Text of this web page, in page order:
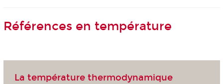
Références en température
La température thermodynamique